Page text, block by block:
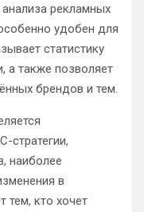
рекламных
удобен для
статистику
а также позволяет
брендов и тем.
стратегии,
наиболее
в
тем, кто хочет